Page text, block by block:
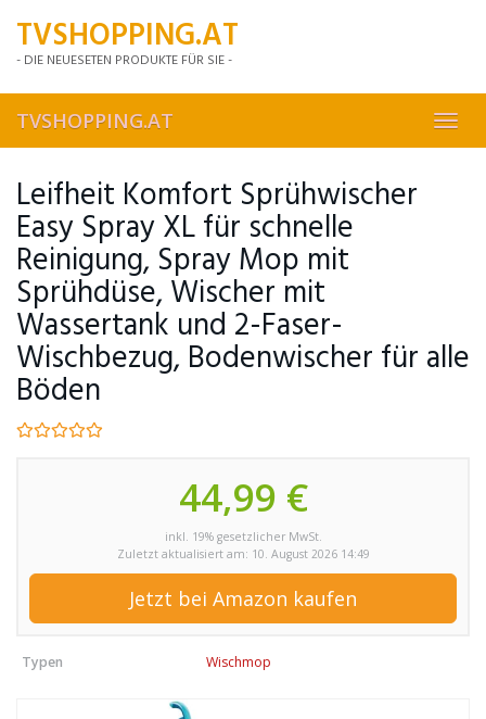
mainTVSHOPPING.AT
- DIE NEUESETEN PRODUKTE FÜR SIE -
TVSHOPPING.AT
Leifheit Komfort Sprühwischer
Easy Spray XL für schnelle
Reinigung, Spray Mop mit
Sprühdüse, Wischer mit
Wassertank und 2-Faser-
Wischbezug, Bodenwischer für alle
Böden
44,99 €
inkl. 19% gesetzlicher MwSt.
Zuletzt aktualisiert am: 10. August 2026 14:49
Jetzt bei Amazon kaufen
Typen Wischmop